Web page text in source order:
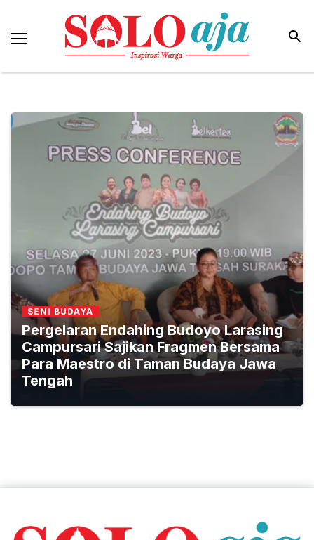
SENI BUDAYA
Pergelaran Endahing Budoyo Larasing
Campursari Sajikan Fragmen Bersama
Para Maestro di Taman Budaya Jawa
Tengah